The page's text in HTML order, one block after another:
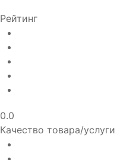
Рейтинг
0.0
Качество товара/услуги